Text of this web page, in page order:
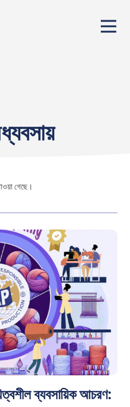
গেছে।
ব্যবসায়িক আচরণ: